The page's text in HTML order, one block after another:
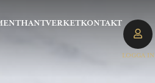
HANTVERKETKONTAKT
LOGGA IN